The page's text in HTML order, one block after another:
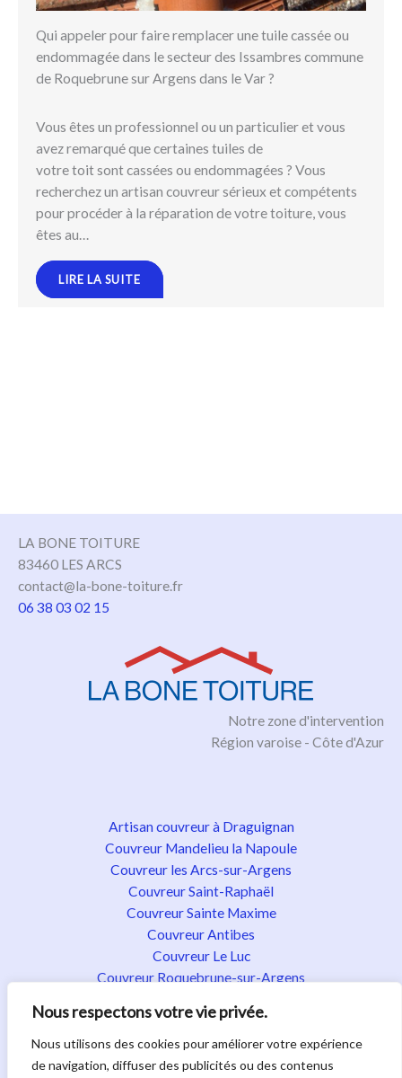
Nous respectons votre vie privée.
Nous utilisons des cookies pour améliorer votre expérience
de navigation, diffuser des publicités ou des contenus
Qui appeler pour faire remplacer une tuile cassée ou
endommagée dans le secteur des Issambres commune
de Roquebrune sur Argens dans le Var ?
Vous êtes un professionnel ou un particulier et vous
avez remarqué que certaines tuiles de
votre toit sont cassées ou endommagées ? Vous
recherchez un artisan couvreur sérieux et compétents
pour procéder à la réparation de votre toiture, vous
êtes au…
LIRE LA SUITE
LA BONE TOITURE
83460 LES ARCS
contact@la-bone-toiture.fr
06 38 03 02 15
Notre zone d'intervention
Région varoise - Côte d'Azur
Artisan couvreur à Draguignan
Couvreur Mandelieu la Napoule
Couvreur les Arcs-sur-Argens
Couvreur Saint-Raphaël
Couvreur Sainte Maxime
Couvreur Antibes
Couvreur Le Luc
Couvreur Roquebrune-sur-Argens
Couvreur Fayence
Couvreur Flayosc
Couvreur Golfe de Saint-Tropez